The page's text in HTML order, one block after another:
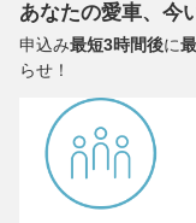
あなたの愛車、今
申込み最短3時間後に
らせ！